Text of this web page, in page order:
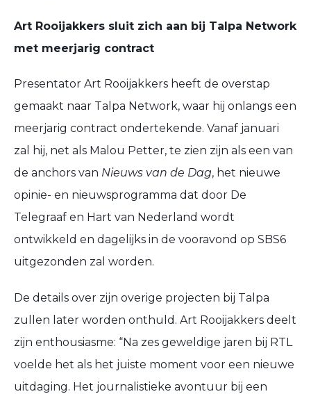
Art Rooijakkers sluit zich aan bij Talpa Network
met meerjarig contract
Presentator Art Rooijakkers heeft de overstap
gemaakt naar Talpa Network, waar hij onlangs een
meerjarig contract ondertekende. Vanaf januari
zal hij, net als Malou Petter, te zien zijn als een van
de anchors van Nieuws van de Dag, het nieuwe
opinie- en nieuwsprogramma dat door De
Telegraaf en Hart van Nederland wordt
ontwikkeld en dagelijks in de vooravond op SBS6
uitgezonden zal worden.
De details over zijn overige projecten bij Talpa
zullen later worden onthuld. Art Rooijakkers deelt
zijn enthousiasme: “Na zes geweldige jaren bij RTL
voelde het als het juiste moment voor een nieuwe
uitdaging. Het journalistieke avontuur bij een